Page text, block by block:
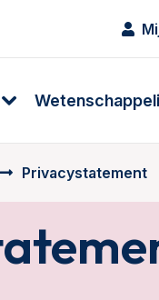
Privacystatement